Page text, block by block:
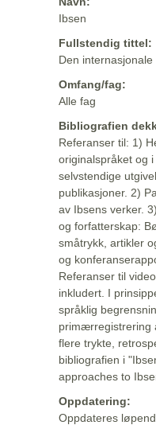
Ibsen
Fullstendig tittel:
Den
Omfang/fag:
Alle fag
Bibliografien
Referanser til: 1)
originalspråket og
selvstendige
publikasjoner. 2)
av Ibsens verker.
og forfatterskap:
småtrykk, artikler
og
Referanser til
inkludert. I
språklig
primærregistrering
flere trykte,
bibliografien i
approaches to
Oppdatering:
Oppdateres